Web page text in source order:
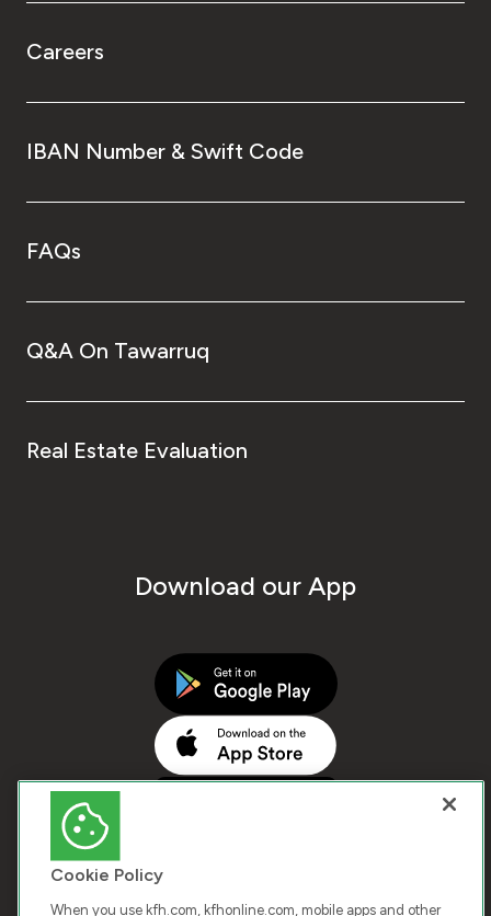
Careers
IBAN Number & Swift Code
FAQs
Q&A On Tawarruq
Real Estate Evaluation
Download our App
Cookie Policy
When you use kfh.com, kfhonline.com, mobile apps and other